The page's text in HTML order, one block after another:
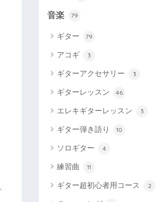
音楽 79
ギター 79
アコギ 3
ギターアクセサリー 3
ギターレッスン 46
エレキギターレッスン 3
ギター弾き語り 10
ソロギター 4
練習曲 11
ギター超初心者用コース 2